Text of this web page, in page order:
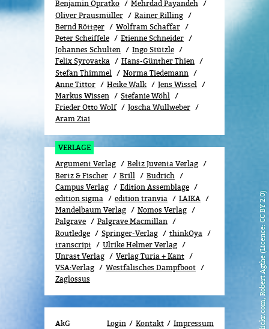
Benjamin Opratko
Mehrdad Payandeh
Oliver Prausmüller
Rainer Rilling
Bernd Röttger
Wolfram Schaffar
Peter Scheiffele
Etienne Schneider
Johannes Schulten
Ingo Stützle
Felix Syrovatka
Hans-Günther Thien
Stefan Thimmel
Norma Tiedemann
Anne Tittor
Heike Walk
Jens Wissel
Markus Wissen
Stefanie Wöhl
Frieder Otto Wolf
Joscha Wullweber
Aram Ziai
VERLAGE
Argument Verlag
Beltz Juventa Verlag
Bertz & Fischer
Brill
Budrich
Campus Verlag
Edition Assemblage
edition sigma
edition tranvia
LAIKA
Mandelbaum Verlag
Nomos Verlag
Palgrave
Palgrave Macmillan
Routledge
Springer-Verlag
thinkOya
transcript
Ulrike Helmer Verlag
Unrast Verlag
Verlag Turia + Kant
VSA:Verlag
Westfälisches Dampfboot
Zaglossus
flickr.com, Robert Agthe (Licence: CC BY 2.0)
AkG Login Kontakt Impressum